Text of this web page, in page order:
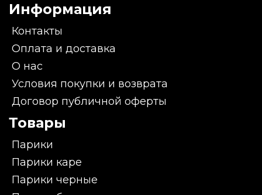
Информация
Контакты
Оплата и доставка
О нас
Условия покупки и возврата
Договор публичной оферты
Товары
Парики
Парики каре
Парики черные